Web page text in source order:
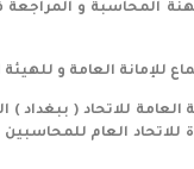
المحاسبة و المراجعة
للإمانة العامة و
العام